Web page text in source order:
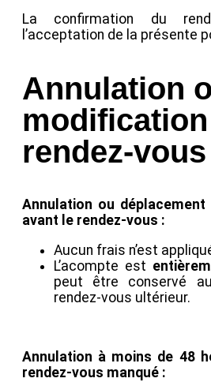
La confirmation du
l’acceptation de la présente
Annulation
rendez-vous
Annulation ou
avant le rendez-vous :
Aucun frais n’est
L’acompte est
peut être conservé
rendez-vous ultérieur.
Annulation à moins de 48
rendez-vous manqué :